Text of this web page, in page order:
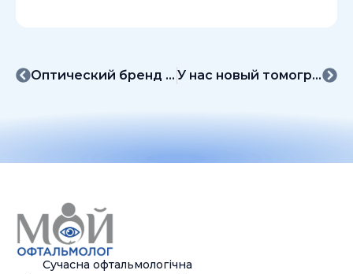
Оптический бренд Marius Morel в МЦ “Мой офтальмолог” У нас новый томограф SOCT Copernicus REVO
Сучасна офтальмологічна